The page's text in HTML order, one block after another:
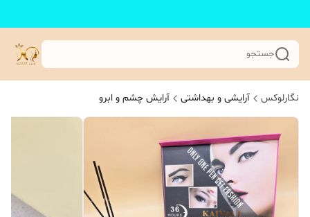
جستجو
نگارلوکس آرایشی و بهداشتی آرایش چشم و ابرو